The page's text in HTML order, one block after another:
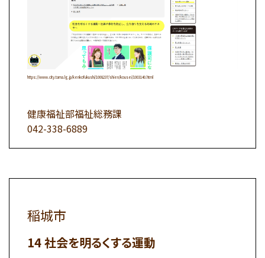
https://www.city.tama.lg.jp/kenkofukushi/1008237/shien/kousei/1003140.html
健康福祉部福祉総務課
042-338-6889
稲城市
社会を明るくする運動